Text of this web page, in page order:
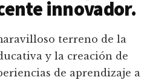
innovador.
terreno de la
y la creación de
de aprendizaje a